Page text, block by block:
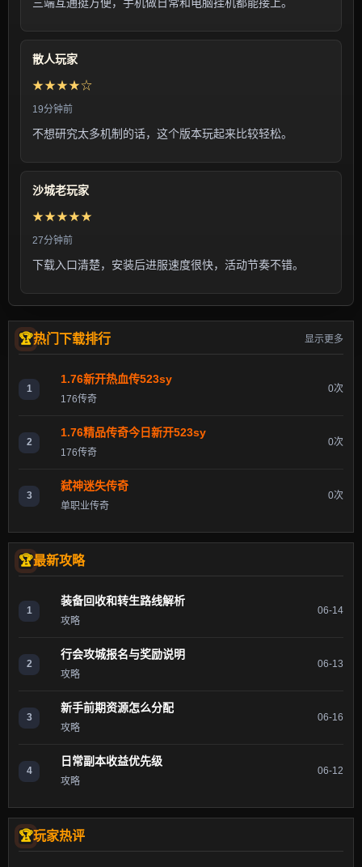
散人玩家
★★★★☆
19分钟前
不想研究太多机制的话，这个版本玩起来比较轻松。
沙城老玩家
★★★★★
27分钟前
下载入口清楚，安装后进服速度很快，活动节奏不错。
热门下载排行 显示更多
1
1.76新开热血传523sy
176传奇
0次
2
1.76精品传奇今日新开523sy
176传奇
0次
3
弑神迷失传奇
单职业传奇
0次
最新攻略
1
装备回收和转生路线解析
攻略
06-14
2
行会攻城报名与奖励说明
攻略
06-13
3
新手前期资源怎么分配
攻略
06-16
4
日常副本收益优先级
攻略
06-12
玩家热评